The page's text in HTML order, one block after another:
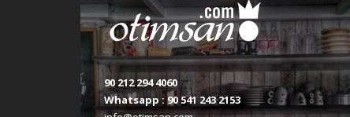
90 212 294 4060
Whatsapp : 90 541 243 2153